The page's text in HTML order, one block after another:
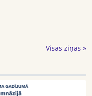
Visas ziņas »